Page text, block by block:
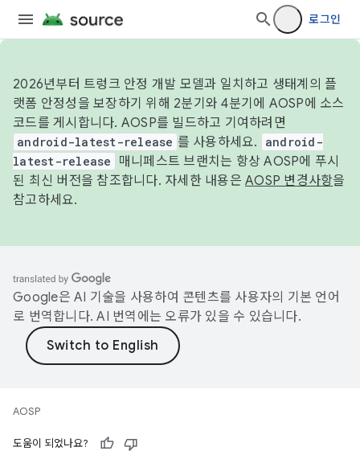
로그인
2026년부터 트렁크 안정 개발 모델과 일치하고 생태계의 플
랫폼 안정성을 보장하기 위해 2분기와 4분기에 AOSP에 소스
코드를 게시합니다. AOSP를 빌드하고 기여하려면
android-latest-release 를 사용하세요.
android-
latest-release
매니페스트 브랜치는 항상 AOSP에 푸시
된 최신 버전을 참조합니다. 자세한 내용은 AOSP 변경사항을
참고하세요.
Google은 AI 기술을 사용하여 콘텐츠를 사용자의 기본 언어
로 번역합니다. AI 번역에는 오류가 있을 수 있습니다.
AOSP
도움이 되었나요?